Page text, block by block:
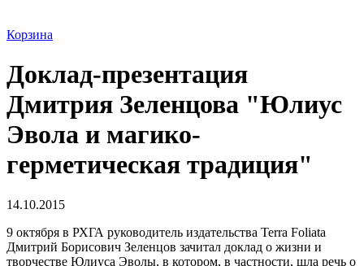
Корзина
Доклад-презентация
Дмитрия Зеленцова "Юлиус
Эвола и магико-
герметическая традиция"
14.10.2015
9 октября в РХГА руководитель издательства Terra Foliata
Дмитрий Борисович Зеленцов зачитал доклад о жизни и
творчестве Юлиуса Эволы, в котором, в частности, шла речь о